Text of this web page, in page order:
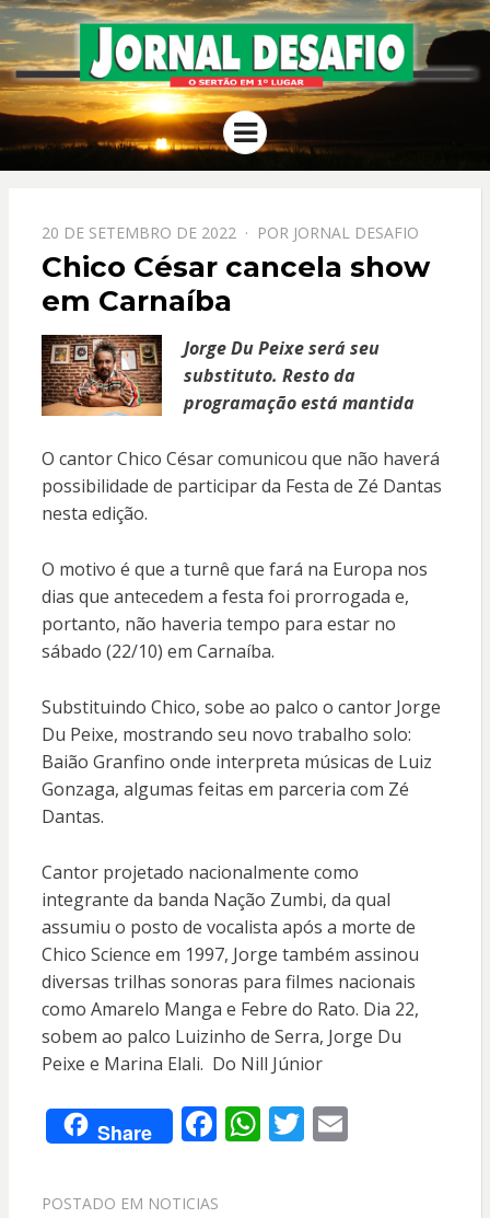
JORNAL
DESAFIO
O Sertão em 1º Lugar
Menu
PPOSTADO
EM
20 DE SETEMBRO DE 2022 POR JORNAL DESAFIO
Chico César cancela show
em Carnaíba
Jorge Du Peixe será seu
substituto. Resto da
programação está mantida
O cantor Chico César comunicou que não haverá
possibilidade de participar da Festa de Zé Dantas
nesta edição.
O motivo é que a turnê que fará na Europa nos
dias que antecedem a festa foi prorrogada e,
portanto, não haveria tempo para estar no
sábado (22/10) em Carnaíba.
Substituindo Chico, sobe ao palco o cantor Jorge
Du Peixe, mostrando seu novo trabalho solo:
Baião Granfino onde interpreta músicas de Luiz
Gonzaga, algumas feitas em parceria com Zé
Dantas.
Cantor projetado nacionalmente como
integrante da banda Nação Zumbi, da qual
assumiu o posto de vocalista após a morte de
Chico Science em 1997, Jorge também assinou
diversas trilhas sonoras para filmes nacionais
como Amarelo Manga e Febre do Rato. Dia 22,
sobem ao palco Luizinho de Serra, Jorge Du
Peixe e Marina Elali. Do Nill Júnior
Share F
e
W T E
POSTADO EM NOTICIAS